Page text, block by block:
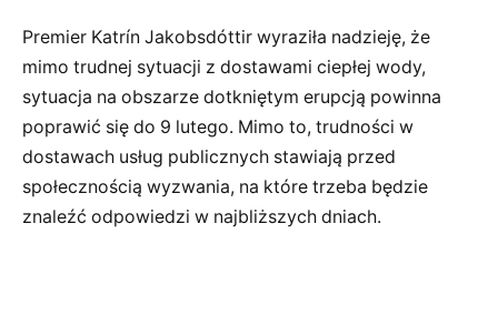
Premier Katrín Jakobsdóttir wyraziła nadzieję, że
mimo trudnej sytuacji z dostawami ciepłej wody,
sytuacja na obszarze dotkniętym erupcją powinna
poprawić się do 9 lutego. Mimo to, trudności w
dostawach usług publicznych stawiają przed
społecznością wyzwania, na które trzeba będzie
znaleźć odpowiedzi w najbliższych dniach.